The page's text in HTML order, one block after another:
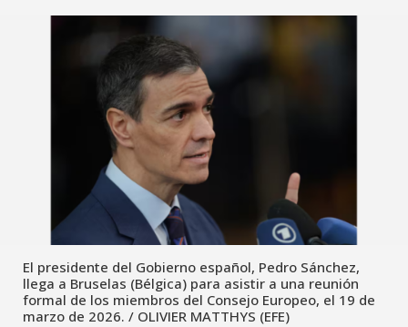
El presidente del Gobierno español, Pedro Sánchez,
llega a Bruselas (Bélgica) para asistir a una reunión
formal de los miembros del Consejo Europeo, el 19 de
marzo de 2026. / OLIVIER MATTHYS (EFE)